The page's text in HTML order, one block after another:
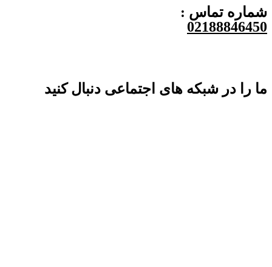
شماره تماس :
02188846450
ما را در شبکه های اجتماعی دنبال کنید